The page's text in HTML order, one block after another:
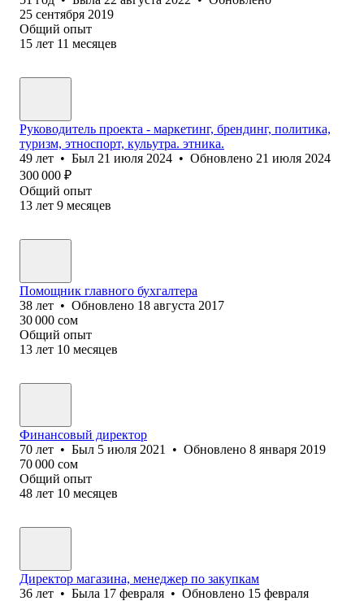
25 сентября 2019
Общий опыт
15 лет 11 месяцев
Руководитель проекта - маркетинг, брендинг, политика,
туризм, этноспорт, кульутра. этника.
49 лет • Был 21 июля 2024 • Обновлено 21 июля 2024
300 000 ₽
Общий опыт
13 лет 9 месяцев
Помощник главного бухгалтера
38 лет • Обновлено 18 августа 2017
30 000 сом
Общий опыт
13 лет 10 месяцев
Финансовый директор
70 лет • Был 5 июля 2021 • Обновлено 8 января 2019
70 000 сом
Общий опыт
48 лет 10 месяцев
Директор магазина, менеджер по закупкам
36 лет • Была 17 февраля • Обновлено 15 февраля